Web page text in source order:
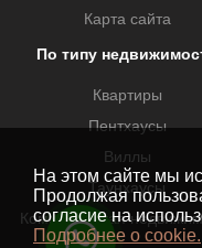
Карта сайта
По типу
Квартиры
Пентхаусы
Виллы
Таунхаусы
Коммерческая
На этом сайте мы
Продолжая
согласие на
Подробнее о cookie.